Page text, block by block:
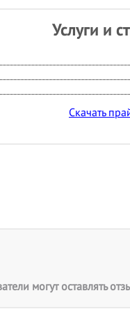
Услуги и
Скачать
могут оставлять